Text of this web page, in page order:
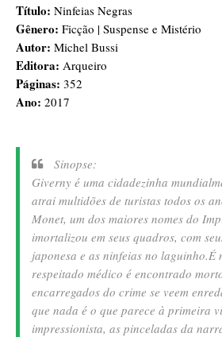
Título: Ninfeias Negras
Gênero: Ficção | Suspense e Mistério
Autor: Michel Bussi
Editora: Arqueiro
Páginas: 352
Ano: 2017
Sinopse:
Giverny é uma cidadezinha
atrai multidões de turistas todos os
Monet, um dos maiores nomes do
imortalizou em seus quadros, com
japonesa e as ninfeias no laguinho.É
respeitado médico é encontrado
encarregados do crime se veem
que nada é o que parece à primeira
impressionista, as pinceladas da